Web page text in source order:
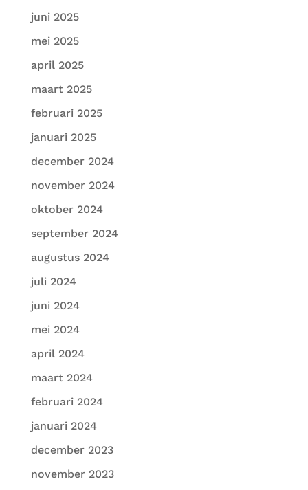
juni 2025
mei 2025
april 2025
maart 2025
februari 2025
januari 2025
december 2024
november 2024
oktober 2024
september 2024
augustus 2024
juli 2024
juni 2024
mei 2024
april 2024
maart 2024
februari 2024
januari 2024
december 2023
november 2023